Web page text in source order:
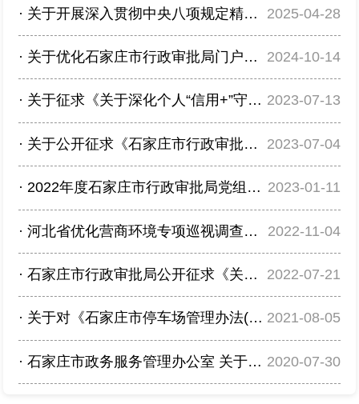
交通运输
商事登记全程电子化
工程建设项目审批
全市商品房预售许可信息查询
政民互动
意见征集
办理结果公示
“百事通”主题套餐服务
电子政务地图
· 关于开展深入贯彻中央八项规定精神学习教育征求意见建议的公告 2025-04-28
· 关于优化石家庄市行政审批局门户网站的意见征集 2024-10-14
· 关于征求《关于深化个人“信用+”守信激励场景建设的若干措施（征求意见稿）》意见的... 2023-07-13
· 关于公开征求《石家庄市行政审批局一次性告知制度（征求意见稿）》意见的公告 2023-07-04
· 2022年度石家庄市行政审批局党组民主生活会网上征求意见 2023-01-11
· 河北省优化营商环境专项巡视调查问卷，邀您参与！ 2022-11-04
· 石家庄市行政审批局公开征求《关于在药品零售连锁企业开展“一证多址”改革的实施意见... 2022-07-21
· 关于对《石家庄市停车场管理办法(草案)（征求意见稿）》向社会公开征求意见的公告 2021-08-05
· 石家庄市政务服务管理办公室 关于《石家庄市社会信用管理办法（草案） （征求意见稿... 2020-07-30